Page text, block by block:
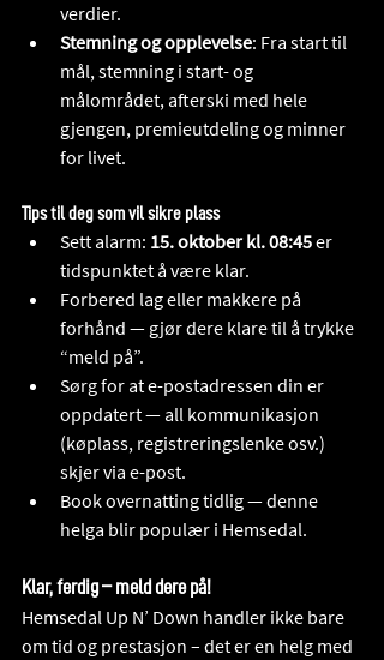
verdier.
Stemning og opplevelse: Fra start til
mål, stemning i start- og
målområdet, afterski med hele
gjengen, premieutdeling og minner
for livet.
Tips til deg som vil sikre plass
Sett alarm: 15. oktober kl. 08:45 er
tidspunktet å være klar.
Forbered lag eller makkere på
forhånd — gjør dere klare til å trykke
“meld på”.
Sørg for at e-postadressen din er
oppdatert — all kommunikasjon
(køplass, registreringslenke osv.)
skjer via e-post.
Book overnatting tidlig — denne
helga blir populær i Hemsedal.
Klar, ferdig – meld dere på!
Hemsedal Up N’ Down handler ikke bare
om tid og prestasjon – det er en helg med